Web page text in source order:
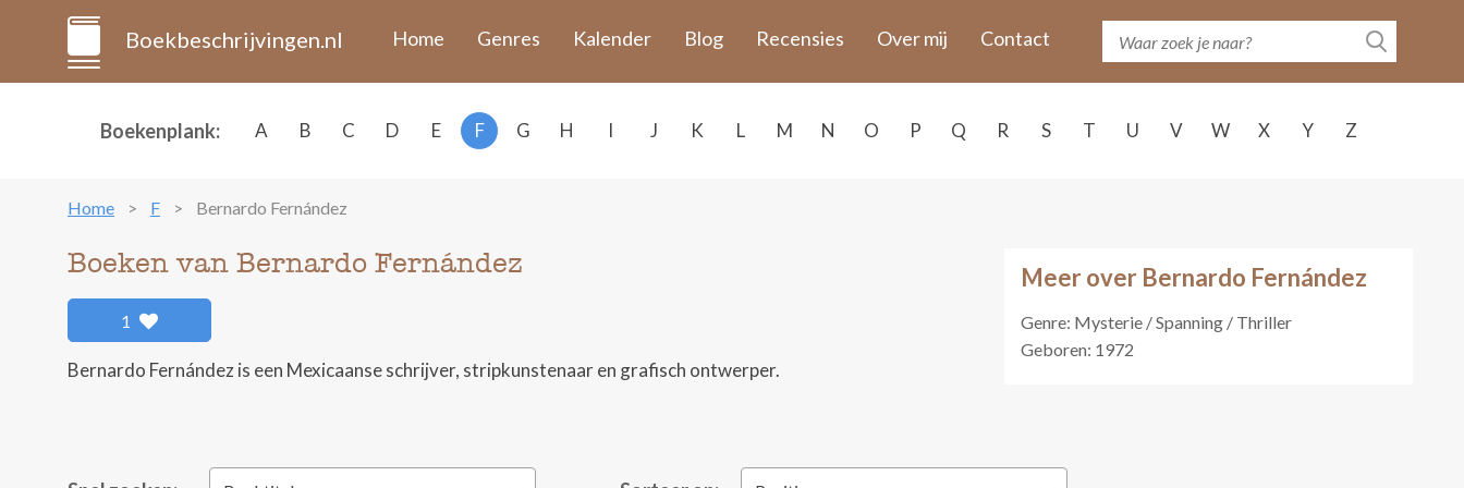
Boekbeschrijvingen.nl Home Genres Kalender Blog Recensies Over mij Contact
Boekenplank: A B C D E F G H I J K L M N O P Q R S T U V W X Y Z
Home F Bernardo Fernández
Meer over Bernardo Fernández
Genre: Mysterie / Spanning / Thriller
Geboren: 1972
Boeken van Bernardo Fernández
1
Bernardo Fernández is een Mexicaanse schrijver, stripkunstenaar en grafisch ontwerper.